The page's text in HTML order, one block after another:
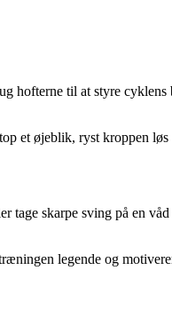
hofterne til at styre cyklens
et øjeblik, ryst kroppen løs
tage skarpe sving på en våd
legende og